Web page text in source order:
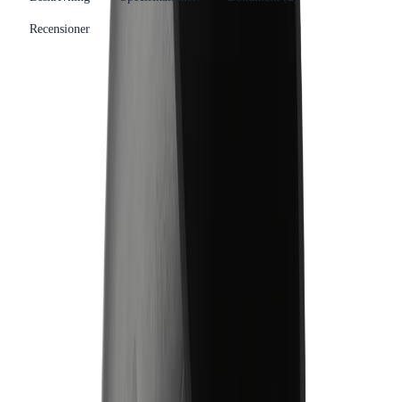
Recensioner
Produkthöjdpunkter
Böj från Geberit i serien PE, avsedd för användning i